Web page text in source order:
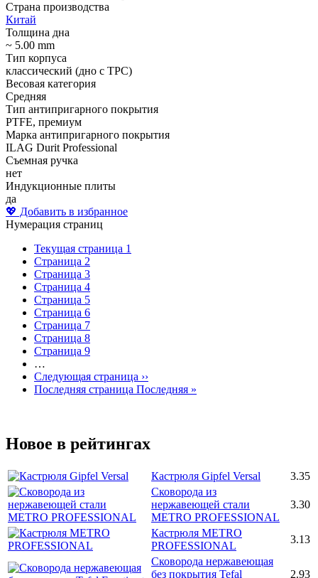
Страна производства
Китай
Толщина дна
~ 5.00 mm
Тип корпуса
классический (дно с ТРС)
Весовая категория
Средняя
Тип антипригарного покрытия
PTFE, премиум
Марка антипригарного покрытия
ILAG Durit Professional
Съемная ручка
нет
Индукционные плиты
да
💖 Добавить в избранное
Нумерация страниц
Текущая страница 1
Страница 2
Страница 3
Страница 4
Страница 5
Страница 6
Страница 7
Страница 8
Страница 9
…
Следующая страница ››
Последняя страница Последняя »
Новое в рейтингах
Кастрюля Gipfel Versal
3.35
Сковорода из
нержавеющей стали
METRO PROFESSIONAL
3.30
Кастрюля METRO
PROFESSIONAL
3.13
Сковорода нержавеющая
без покрытия Tefal
2.93